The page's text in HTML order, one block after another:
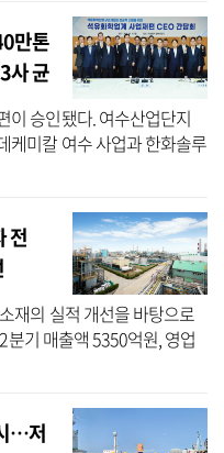
만톤
사 균
이 승인됐다. 여수산업단지
케미칼 여수 사업과 한화솔루
통합을 골자로 하는 구조
전
재의 실적 개선을 바탕으로
분기 매출액 5350억원, 영업
해 같은 기간과 비교했을
…저